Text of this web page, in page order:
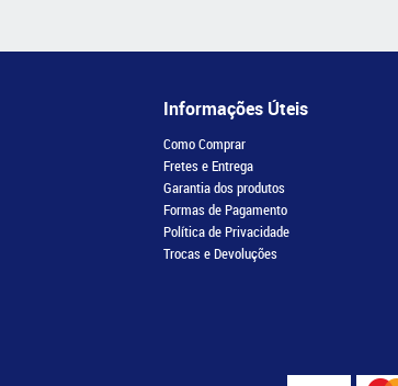
Informações Úteis
Como Comprar
Fretes e Entrega
Garantia dos produtos
Formas de Pagamento
Política de Privacidade
Trocas e Devoluções